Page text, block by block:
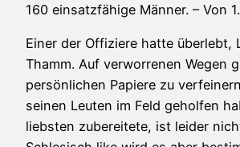
160 einsatzfähige Männer. – Von
Einer der Offiziere hatte überlebt,
Thamm. Auf verworrenen Wegen
persönlichen Papiere zu
seinen Leuten im Feld geholfen
liebsten zubereitete, ist leider